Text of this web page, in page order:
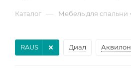
Каталог — Мебель для спальни
Диал Аквилон
RAUS